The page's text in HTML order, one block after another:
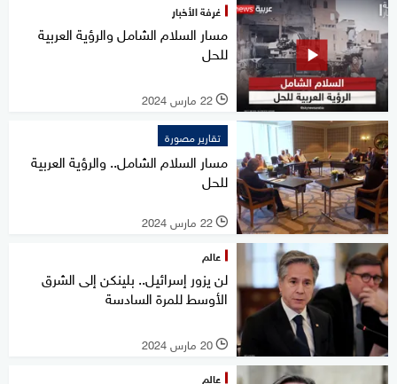
غرفة الأخبار
مسار السلام الشامل والرؤية العربية
للحل
l 22 مارس 2024
تقارير مصورة
مسار السلام الشامل.. والرؤية العربية
للحل
l 22 مارس 2024
عالم
لن يزور إسرائيل.. بلينكن إلى الشرق
الأوسط للمرة السادسة
l 20 مارس 2024
عالم